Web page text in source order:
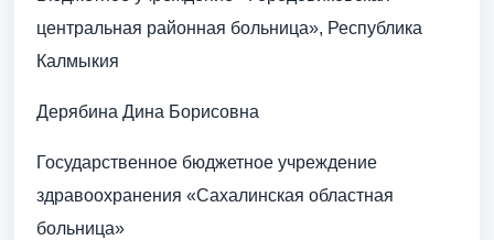
центральная районная больница», Республика
Калмыкия
Дерябина Дина Борисовна
Государственное бюджетное учреждение
здравоохранения «Сахалинская областная
больница»